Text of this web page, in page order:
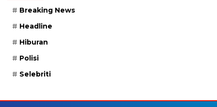
Breaking News
Headline
Hiburan
Polisi
Selebriti